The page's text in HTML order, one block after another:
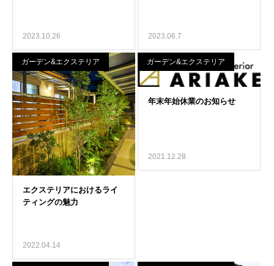
2023.10.26 2023.06.7
ガーデン&エクステリア
2022.04.14
ガーデン&エクステリア
2021.12.28